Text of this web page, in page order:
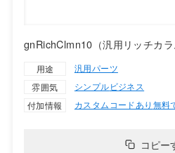
gnRichClmn10（汎用リッチカラ
用途
汎用パーツ
雰囲気
シンプルビジネス
付加情報
カスタムコードあり 無料
コピー